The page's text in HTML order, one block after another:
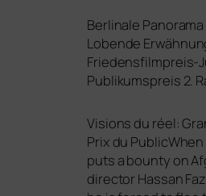
Berlinale Panorama
Lobende
Friedensfilmpreis-
Publikumspreis 2.
Visions du réel:
Prix du
puts a boun­ty on
direc­tor Hassan